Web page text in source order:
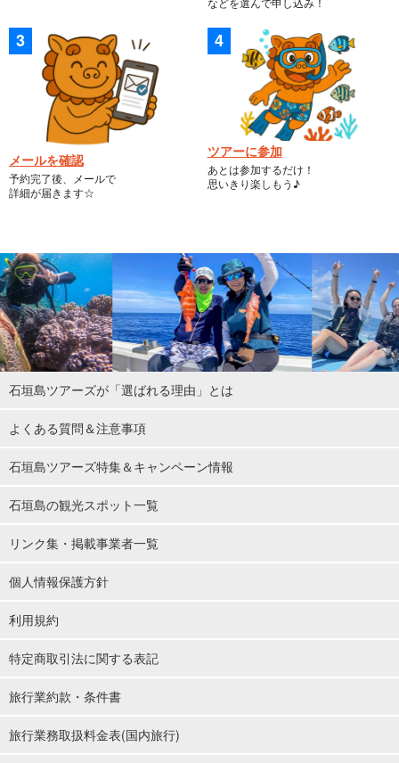
《 フェリーチケット予約から乗船方法 》
こちらのプランは、アクティビティとフェリーチケットがセット
になっておりますが、フェリーの時間を選択しお申し込みしてい
■フェリーは下記便をお申し込みください。
午前のツアー：
往路8:00/復路12:00
午後のツアー：往路11:00/復路17:05
〈 フェリー代に関して 〉
お客様都合で乗り遅れた場合は、お客様負担、弊社都合で乗り遅
れた場合は弊社負担いたします。
石垣港離島ターミナルでのフェリーへの乗船方法は、
い。
メールを確認
予約完了後、メールで
詳細が届きます☆
ツアーに参加
あとは参加するだけ！
思いきり楽しもう♪
石垣島ツアーズが「選ばれる理由」とは
よくある質問＆注意事項
石垣島ツアーズ特集＆キャンペーン情報
石垣島の観光スポット一覧
リンク集・掲載事業者一覧
個人情報保護方針
利用規約
特定商取引法に関する表記
旅行業約款・条件書
旅行業務取扱料金表(国内旅行)